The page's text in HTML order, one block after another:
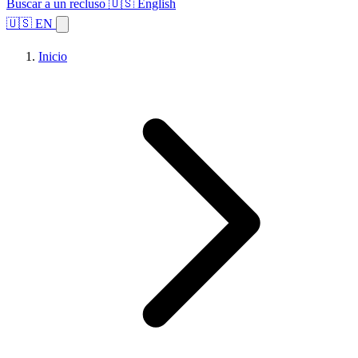
Buscar a un recluso 🇺🇸 English
🇺🇸 EN
Inicio